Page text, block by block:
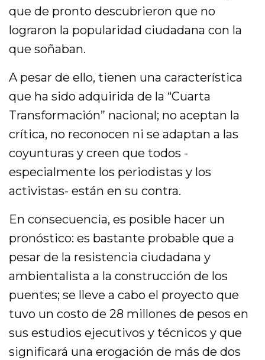
que de pronto descubrieron que no
lograron la popularidad ciudadana con la
que soñaban.
A pesar de ello, tienen una característica
que ha sido adquirida de la “Cuarta
Transformación” nacional; no aceptan la
crítica, no reconocen ni se adaptan a las
coyunturas y creen que todos -
especialmente los periodistas y los
activistas- están en su contra.
En consecuencia, es posible hacer un
pronóstico: es bastante probable que a
pesar de la resistencia ciudadana y
ambientalista a la construcción de los
puentes; se lleve a cabo el proyecto que
tuvo un costo de 28 millones de pesos en
sus estudios ejecutivos y técnicos y que
significará una erogación de más de dos